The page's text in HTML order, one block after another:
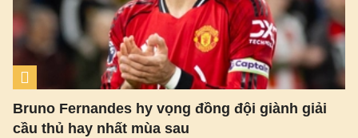
Bruno Fernandes hy vọng đồng đội giành giải
cầu thủ hay nhất mùa sau